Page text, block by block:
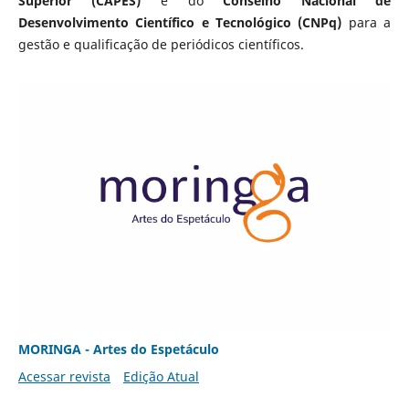
Desenvolvimento Científico e Tecnológico (CNPq) para a
gestão e qualificação de periódicos científicos.
MORINGA - Artes do Espetáculo
Acessar revista
Edição Atual